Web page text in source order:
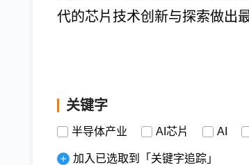
代的芯片技术创新与探索做出
关键字
半导体产业 AI芯片 AI
加入已选取到「关键字追踪」